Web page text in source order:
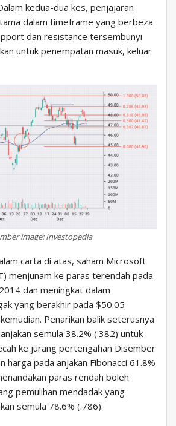
kedua-dua kes, penjajaran
dalam timeframe yang berbeza
dan resistance tersembunyi
untuk penempatan masuk, keluar
image: Investopedia
carta di atas, saham Microsoft
menjunam ke paras terendah pada
dan meningkat dalam
yang berakhir pada $50.05
Penarikan balik seterusnya
semula 38.2% (.382) untuk
ke jurang pertengahan Disember
harga pada anjakan Fibonacci 61.8%
paras rendah boleh
pemulihan mendadak yang
semula 78.6% (.786).